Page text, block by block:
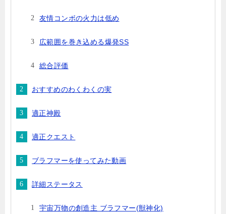
友情コンボの火力は低め
広範囲を巻き込める爆発SS
総合評価
おすすめのわくわくの実
適正神殿
適正クエスト
ブラフマーを使ってみた動画
詳細ステータス
宇宙万物の創造主 ブラフマー(獣神化)